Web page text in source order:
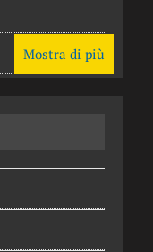
Mostra di più